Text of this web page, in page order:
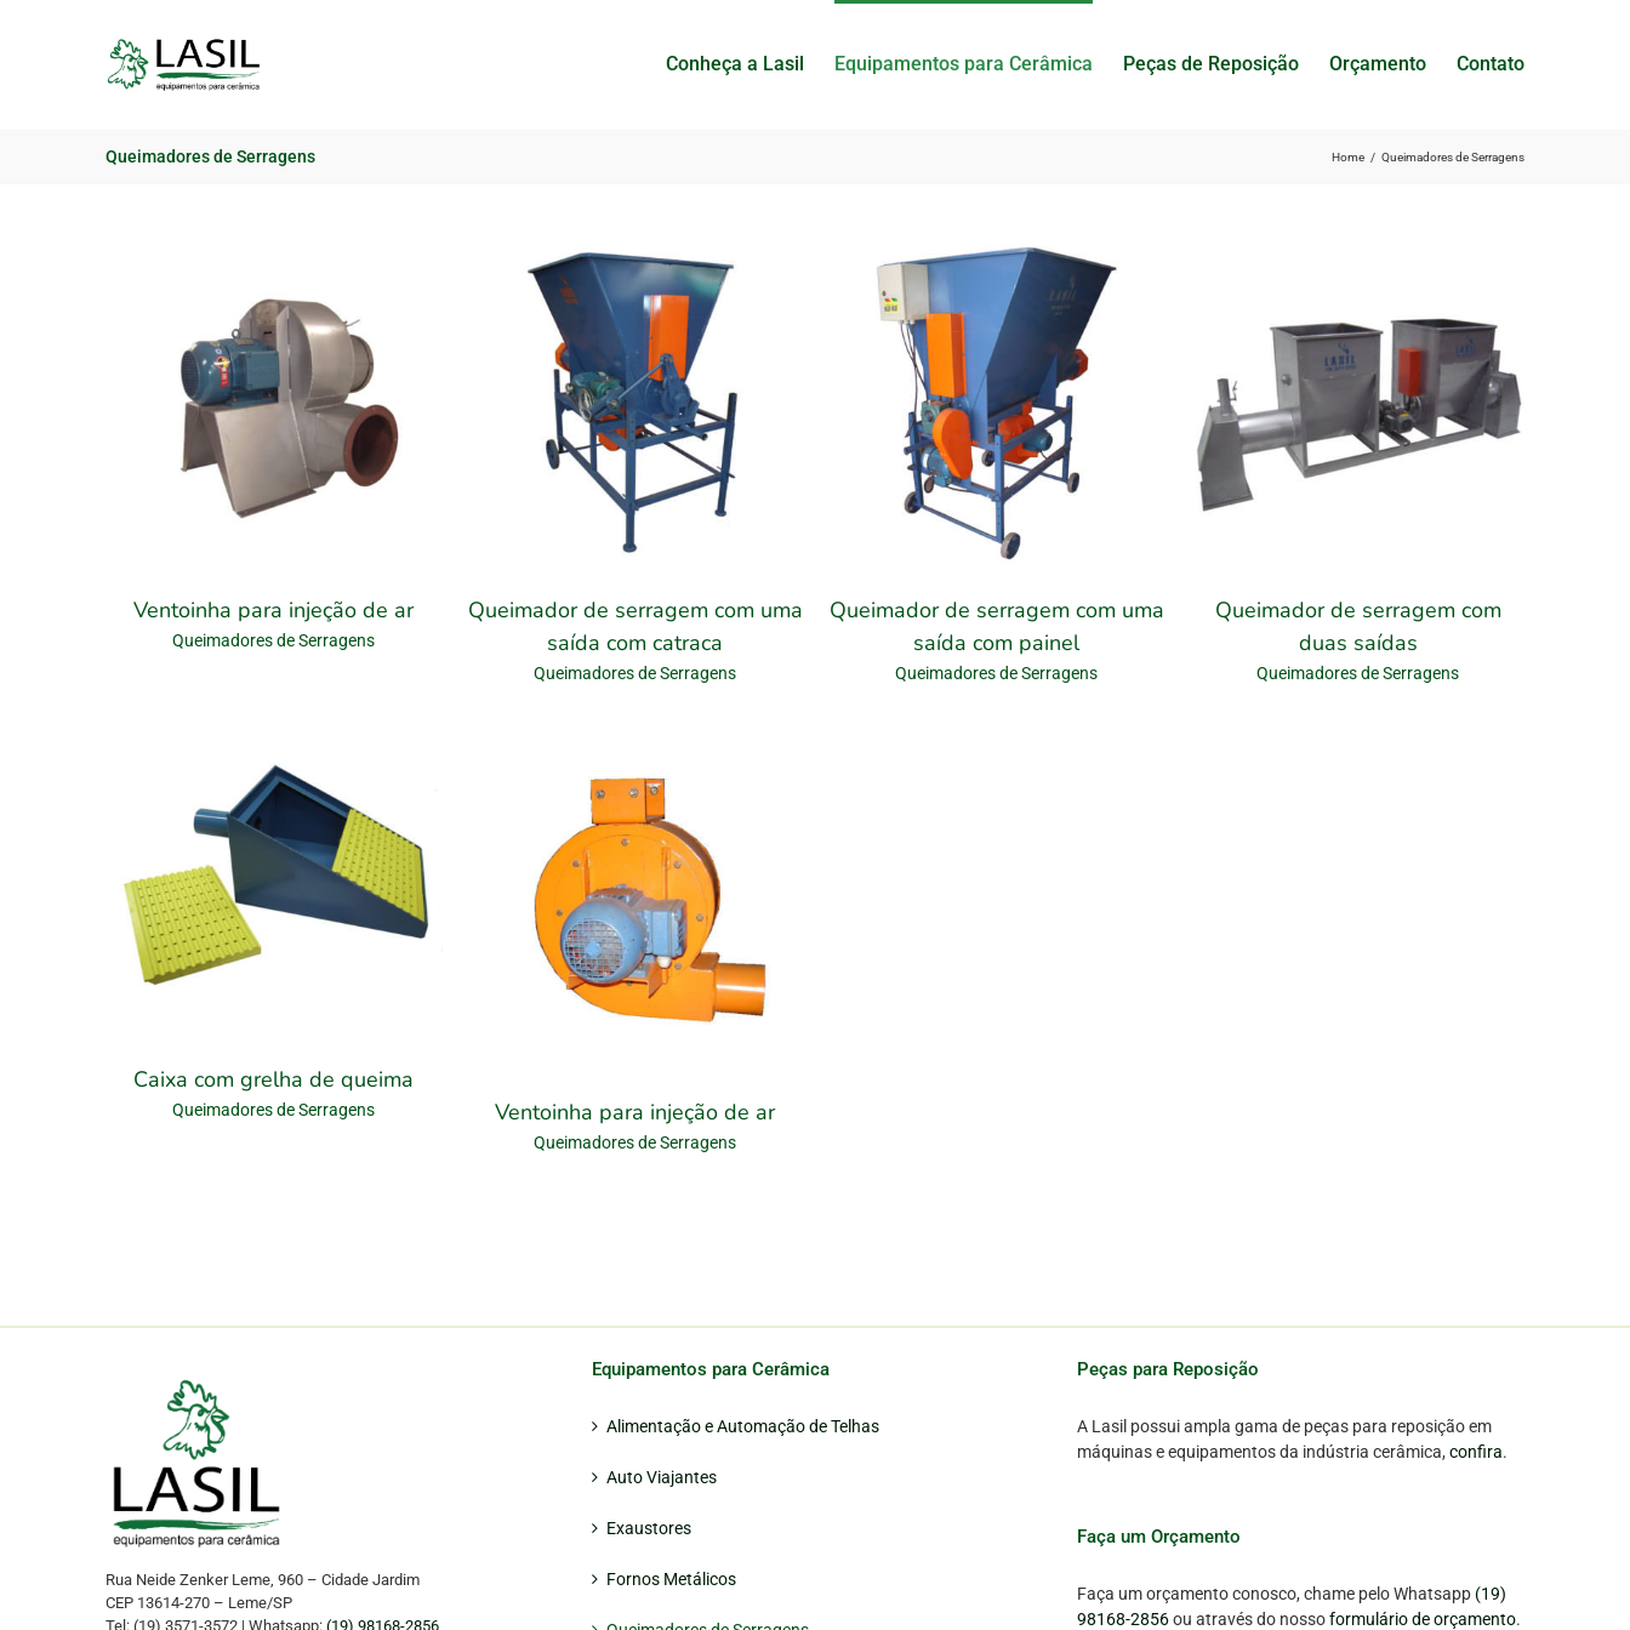
Conheça a Lasil Equipamentos para Cerâmica Peças de Reposição Orçamento Contato
Queimadores de Serragens Home Queimadores de Serragens
Ventoinha para injeção de ar
Queimadores de Serragens
Queimador de serragem com uma
saída com catraca
Queimadores de Serragens
Queimador de serragem com uma
saída com painel
Queimadores de Serragens
Queimador de serragem com
duas saídas
Queimadores de Serragens
Caixa com grelha de queima
Queimadores de Serragens Ventoinha para injeção de ar
Queimadores de Serragens
Rua Neide Zenker Leme, 960 – Cidade Jardim
CEP 13614-270 – Leme/SP
Tel: (19) 3571-3572 | Whatsapp: (19) 98168-2856
Equipamentos para Cerâmica
Alimentação e Automação de Telhas
Auto Viajantes
Exaustores
Fornos Metálicos
Peças para Reposição
A Lasil possui ampla gama de peças para reposição em
máquinas e equipamentos da indústria cerâmica,confira.
Faça um Orçamento
Faça um orçamento conosco, chame pelo Whatsapp (19)
98168-2856ou através do nossoformulário de orçamento.